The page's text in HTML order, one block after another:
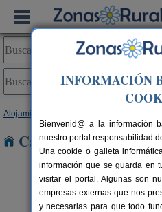
Alojamientos
Casas Rurales cerca
INFORMACIÓN
Bienvenid@ a la información
nuestro portal responsabilidad
Una cookie o galleta
información que se guarda en
visitar el portal. Algunas son
empresas externas que nos
y necesarias para que todo